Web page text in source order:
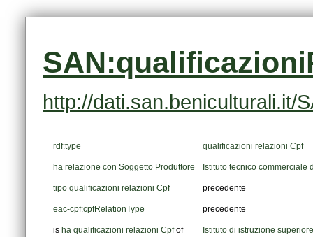
http://dati.san.beniculturali.it/
rdf:type qualificazioni relazioni Cpf
ha relazione con Soggetto Produttore Istituto tecnico commerciale
tipo qualificazioni relazioni Cpf precedente
eac-cpf:cpfRelationType precedente
is ha qualificazioni relazioni Cpfof Istituto di istruzione